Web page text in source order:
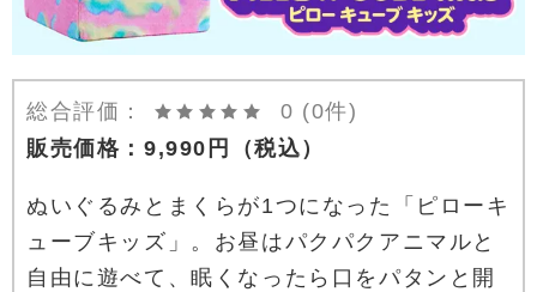
総合評価： 0 (0件)
販売価格： 9,990 円 （税込）
ぬいぐるみとまくらが1つになった「ピローキ
ューブキッズ」。お昼はパクパクアニマルと
自由に遊べて、眠くなったら口をパタンと開